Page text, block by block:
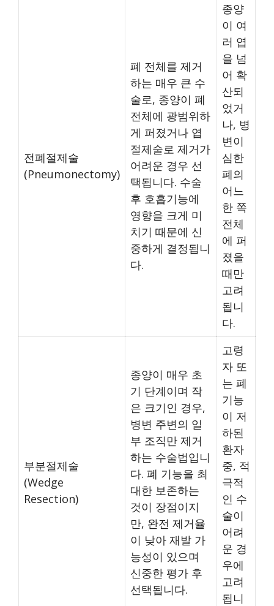
전폐절제술
(Pneumonectomy)
폐 전체를 제거
하는 매우 큰 수
술로, 종양이 폐
전체에 광범위하
게 퍼졌거나 엽
절제술로 제거가
어려운 경우 선
택됩니다. 수술
후 호흡기능에
영향을 크게 미
치기 때문에 신
중하게 결정됩니
다.
종양
이 여
러 엽
을 넘
어 확
산되
었거
나, 병
변이
심한
폐의
어느
한 쪽
전체
에 퍼
졌을
때만
고려
됩니
다.
부분절제술
(Wedge
Resection)
종양이 매우 초
기 단계이며 작
은 크기인 경우,
병변 주변의 일
부 조직만 제거
하는 수술법입니
다. 폐 기능을 최
대한 보존하는
것이 장점이지
만, 완전 제거율
이 낮아 재발 가
능성이 있으며
신중한 평가 후
선택됩니다.
고령
자 또
는 폐
기능
이 저
하된
환자
중, 적
극적
인 수
술이
어려
운 경
우에
고려
됩니